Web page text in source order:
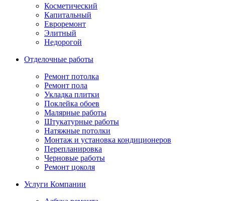
Косметический
Капитальный
Евроремонт
Элитный
Недорогой
Отделочные работы
Ремонт потолка
Ремонт пола
Укладка плитки
Поклейка обоев
Малярные работы
Штукатурные работы
Натяжные потолки
Монтаж и установка кондиционеров
Перепланировка
Черновые работы
Ремонт цоколя
Услуги Компании